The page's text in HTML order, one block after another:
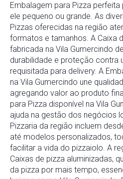
Embalagem para Pizza
ele pequeno ou grande. As
Pizzas oferecidas na região
formatos e tamanhos. A Caixa
fabricada na Vila Gumercindo
durabilidade e proteção contra
requisitada para delivery. A
na Vila Gumercindo une
agregando valor ao produto
para Pizza disponível na Vila
ajuda na gestão dos negócios
Pizzaria da região incluem
até modelos personalizados,
facilitar a vida do pizzaiolo. A
Caixas de pizza aluminizadas,
da pizza por mais tempo,